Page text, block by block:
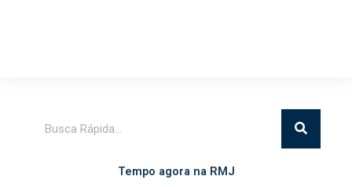
Tempo agora na RMJ